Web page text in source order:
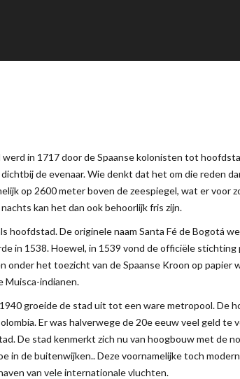
in 1717 door de Spaanse kolonisten tot
de evenaar. Wie denkt dat het om die reden
op 2600 meter boven de zeespiegel, wat er voor
kan het dan ook behoorlijk fris zijn.
hoofdstad. De originele naam Santa Fé de Bogotá
in 1538. Hoewel, in 1539 vond de officiële stichting
onder het toezicht van de Spaanse Kroon op papier
Muisca-indianen.
groeide de stad uit tot een ware metropool. De
Er was halverwege de 20e eeuw veel geld te
De stad kenmerkt zich nu van hoogbouw met de
in de buitenwijken.. Deze voornamelijke toch
van vele internationale vluchten.